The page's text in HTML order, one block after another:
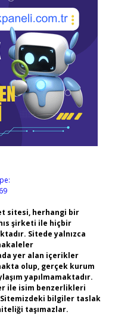
sitesi, herhangi bir
şirketi ile hiçbir
Sitede yalnızca
yer alan içerikler
olup, gerçek kurum
yapılmamaktadır.
ile isim benzerlikleri
bilgiler taslak
taşımazlar.